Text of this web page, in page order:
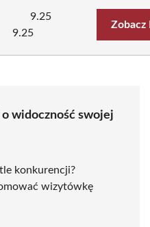
9.25
9.25
Zobacz
widoczność swojej
konkurencji?
wizytówkę